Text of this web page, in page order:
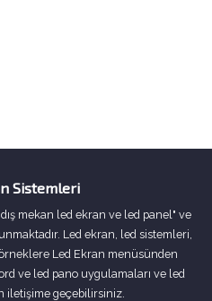
Sistemleri
mekan led ekran ve led panel" ve
Led ekran, led sistemleri,
Led Ekran menüsünden
ve led pano uygulamaları ve led
iletişime geçebilirsiniz.